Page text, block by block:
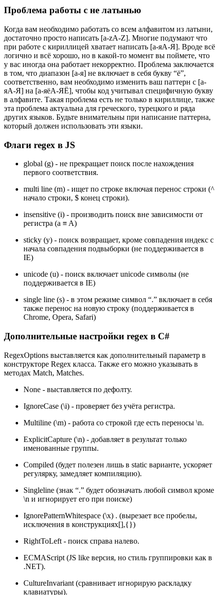
Проблема работы с не латынью
Когда вам необходимо работать со всем алфавитом из латыни,
достаточно просто написать [a-zA-Z]. Многие подумают что
при работе с кириллицей хватает написать [а-яА-Я]. Вроде всё
логично и всё хорошо, но в какой-то момент вы поймете, что
у вас иногда она работает некорректно. Проблема заключается
в том, что диапазон [а-я] не включает в себя букву “ё”,
соответственно, вам необходимо изменить ваш паттерн с [а-
яА-Я] на [а-яёА-ЯË], чтобы код учитывал специфичную букву
в алфавите. Такая проблема есть не только в кириллице, также
эта проблема актуальна для греческого, турецкого и ряда
других языков. Будьте внимательны при написание паттерна,
который должен использовать эти языки.
Флаги regex в JS
global (g) - не прекращает поиск после нахождения
первого соответствия.
multi line (m) - ищет по строке включая перенос строки (^
начало строки, $ конец строки).
insensitive (i) - производить поиск вне зависимости от
регистра (a ≡ A)
sticky (y) - поиск возвращает, кроме совпадения индекс с
начала совпадения подвыборки (не поддерживается в
IE)
unicode (u) - поиск включает unicode символы (не
поддерживается в IE)
single line (s) - в этом режиме символ “.” включает в себя
также перенос на новую строку (поддерживается в
Chrome, Opera, Safari)
Дополнительные настройки regex в C#
RegexOptions выставляется как дополнительный параметр в
конструкторе Regex класса. Также его можно указывать в
методах Match, Matches.
None - выставляется по дефолту.
IgnoreCase (\i) - проверяет без учёта регистра.
Multiline (\m) - работа со строкой где есть переносы \n.
ExplicitCapture (\n) - добавляет в результат только
именованные группы.
Compiled (будет полезен лишь в static варианте, ускоряет
регулярку, замедляет компиляцию).
Singleline (знак “.” будет обозначать любой символ кроме
\n и игнорирует его при поиске)
IgnorePatternWhitespace (\x) . (вырезает все пробелы,
исключения в конструкциях[],{})
RightToLeft - поиск справа налево.
ECMAScript (JS like версия, но стиль группировки как в
.NET).
CultureInvariant (сравнивает игнорирую раскладку
клавиатуры).